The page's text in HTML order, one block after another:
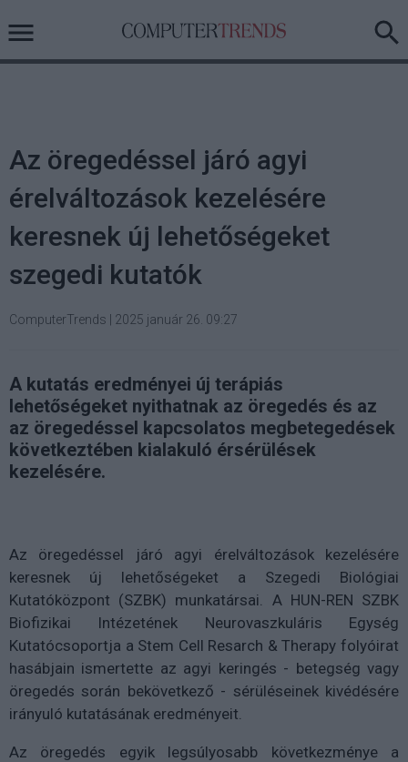
Az öregedéssel járó agyi
érelváltozások kezelésére
keresnek új lehetőségeket
szegedi kutatók
ComputerTrends 2025 január 26. 09:27
A kutatás eredményei új terápiás
lehetőségeket nyithatnak az öregedés és az
az öregedéssel kapcsolatos megbetegedések
következtében kialakuló érsérülések
kezelésére.
Az öregedéssel járó agyi érelváltozások kezelésére
keresnek új lehetőségeket a Szegedi Biológiai
Kutatóközpont (SZBK) munkatársai. A HUN-REN SZBK
Biofizikai Intézetének Neurovaszkuláris Egység
Kutatócsoportja a Stem Cell Resarch & Therapy folyóirat
hasábjain ismertette az agyi keringés - betegség vagy
öregedés során bekövetkező - sérüléseinek kivédésére
irányuló kutatásának eredményeit.
Az öregedés egyik legsúlyosabb következménye a